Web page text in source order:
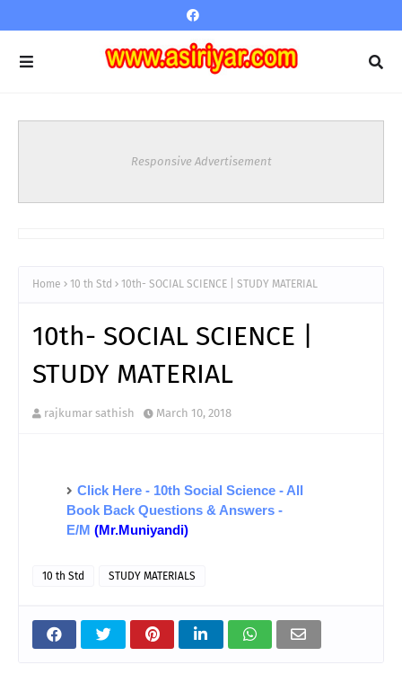
Responsive Advertisement
Home 10 th Std 10th- SOCIAL SCIENCE | STUDY MATERIAL
10th- SOCIAL SCIENCE |
STUDY MATERIAL
rajkumar sathish March 10, 2018
Click Here - 10th Social Science - All
Book Back Questions & Answers -
E/M (Mr.Muniyandi)
10 th Std STUDY MATERIALS